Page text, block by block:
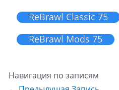
ReBrawl Classic 75
ReBrawl Mods 75
Навигация по записям